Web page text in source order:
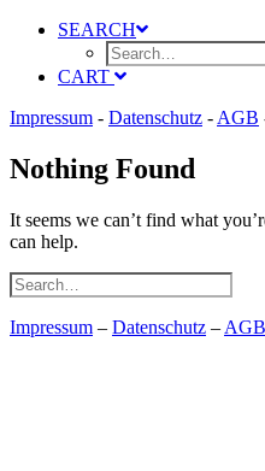
SEARCH
CART
Impressum - Datenschutz - AGB
Nothing Found
It seems we can’t find what
can help.
Impressum – Datenschutz – AGB